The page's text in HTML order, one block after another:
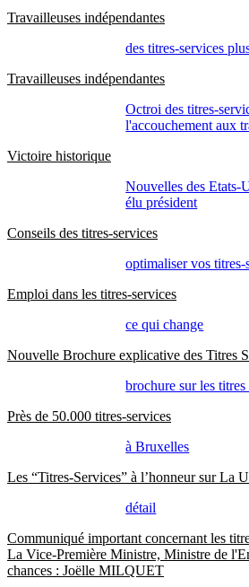
Travailleuses indépendantes
des titres-services
Travailleuses indépendantes
Octroi des titres-
l'accouchement aux
Victoire historique
Nouvelles des
élu président
Conseils des titres-services
optimaliser vos titres-
Emploi dans les titres-services
ce qui change
Nouvelle Brochure explicative des Titres
brochure sur les
Près de 50.000 titres-services
à Bruxelles
Les “Titres-Services” à l’honneur sur La
détail
Communiqué important concernant les
La Vice-Première Ministre, Ministre de
chances : Joëlle MILQUET